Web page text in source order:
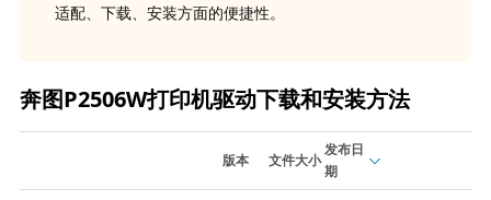
适配、下载、安装方面的便捷性。
奔图P2506W打印机驱动下载和安装方法
版本 文件大小
发布日
期